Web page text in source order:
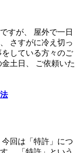
すが、 屋外で一日
さすがに冷え切っ
している方々のご
土日、 ご依頼いた
回は「特許」につ